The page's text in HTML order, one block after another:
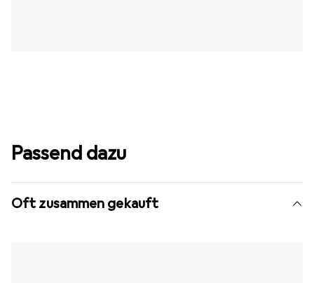
Passend dazu
Oft zusammen gekauft